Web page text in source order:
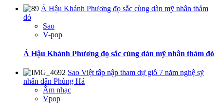
Á Hậu Khánh Phương đọ sắc cùng dàn mỹ nhân thảm
đỏ
Sao
V-pop
Á Hậu Khánh Phương đọ sắc cùng dàn mỹ nhân thảm đỏ
Sao Việt tấp nập tham dự giỗ 7 năm nghệ sỹ
nhân dân Phùng Há
Âm nhạc
Vpop